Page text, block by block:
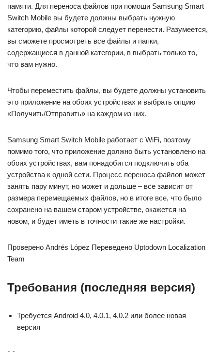
памяти. Для переноса файлов при помощи Samsung Smart
Switch Mobile вы будете должны выбрать нужную
категорию, файлы которой следует перенести. Разумеется,
вы сможете просмотреть все файлы и папки,
содержащиеся в данной категории, в выбрать только то,
что вам нужно.
Чтобы переместить файлы, вы будете должны установить
это приложение на обоих устройствах и выбрать опцию
«Получить/Отправить» на каждом из них.
Samsung Smart Switch Mobile работает с WiFi, поэтому
помимо того, что приложение должно быть установлено на
обоих устройствах, вам понадобится подключить оба
устройства к одной сети. Процесс переноса файлов может
занять пару минут, но может и дольше – все зависит от
размера перемещаемых файлов, но в итоге все, что было
сохранено на вашем старом устройстве, окажется на
новом, и будет иметь в точности такие же настройки.
Проверено Andrés López Переведено Uptodown Localization
Team
Требования (последняя версия)
Требуется Android 4.0, 4.0.1, 4.0.2 или более новая
версия